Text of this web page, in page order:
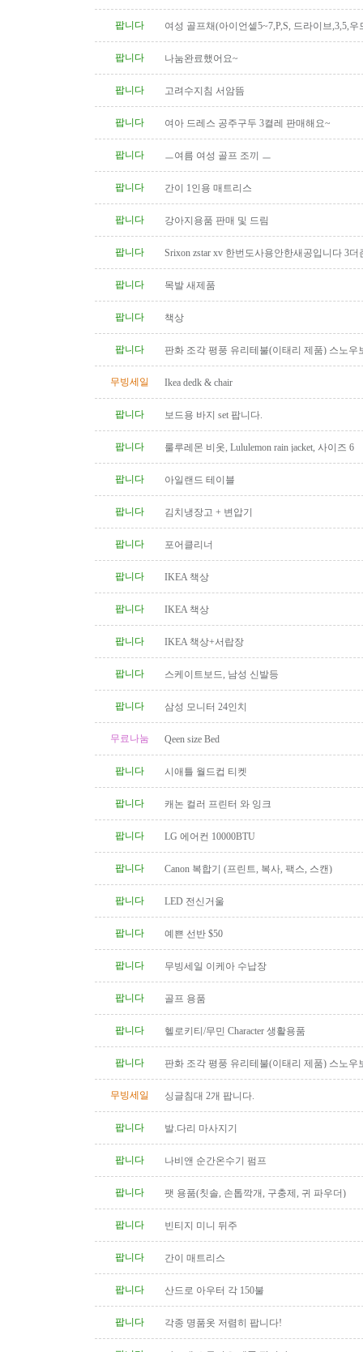
팝니다 여성 골프채(아이언셑5~7,P,S, 드라이브,3,5,우
팝니다 나눔완료했어요~
팝니다 고려수지침 서암뜸
팝니다 여아 드레스 공주구두 3켤레 판매해요~
팝니다 ㅡ여름 여성 골프 조끼 ㅡ
팝니다 간이 1인용 매트리스
팝니다 강아지용품 판매 및 드림
팝니다 Srixon zstar xv 한번도사용안한새공입니다 3더
팝니다 목발 새제품
팝니다 책상
팝니다
판화 조각 평풍 유리테불(이태리 제품) 스노우
무빙세일
Ikea dedk & chair
팝니다 보드용 바지 set 팝니다.
팝니다 룰루레몬 비옷, Lululemon rain jacket, 사이즈 6
팝니다 아일랜드 테이블
팝니다 김치냉장고 + 변압기
팝니다 포어클리너
팝니다 IKEA 책상
팝니다 IKEA 책상
팝니다 IKEA 책상+서랍장
팝니다 스케이트보드, 남성 신발등
팝니다 삼성 모니터 24인치
무료나눔 Qeen size Bed
팝니다 시애틀 월드컵 티켓
팝니다 캐논 컬러 프린터 와 잉크
팝니다 LG 에어컨 10000BTU
팝니다 Canon 복합기 (프린트, 복사, 팩스, 스캔)
팝니다 LED 전신거울
팝니다 예쁜 선반 $50
팝니다 무빙세일 이케아 수납장
팝니다 골프 용품
팝니다 헬로키티/무민 Character 생활용품
팝니다
판화 조각 평풍 유리테불(이태리 제품) 스노우
무빙세일
싱글침대 2개 팝니다.
팝니다 발.다리 마사지기
팝니다 나비앤 순간온수기 펌프
팝니다 팻 용품(칫솔, 손톱깍개, 구충제, 귀 파우더)
팝니다 빈티지 미니 뒤주
팝니다 간이 매트리스
팝니다 산드로 아우터 각 150불
팝니다 각종 명품옷 저렴히 팝니다!